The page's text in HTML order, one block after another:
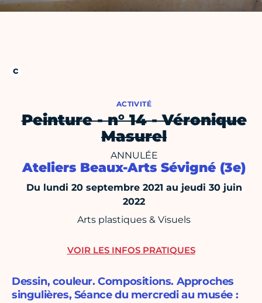
ACTIVITÉ
Peinture - n° 14 - Véronique
Masurel
ANNULÉE
Ateliers Beaux-Arts Sévigné (3e)
Du lundi 20 septembre 2021 au jeudi 30 juin
2022
Arts plastiques & Visuels
Dessin, couleur. Compositions. Approches
singulières, Séance du mercredi au musée :
VOIR LES INFOS PRATIQUES